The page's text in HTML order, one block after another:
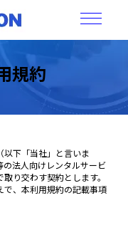
規約
以下「当社」と言いま
法人向けレンタルサービ
り交わす契約とします。
で、本利用規約の記載事項